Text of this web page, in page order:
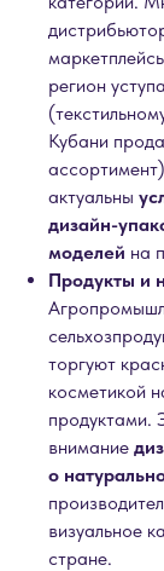
регион
Кубани
актуальны
дизайн-
моделей на
Продукты и
торгуют
косметикой
продуктами.
внимание
о
визуальное
стране.